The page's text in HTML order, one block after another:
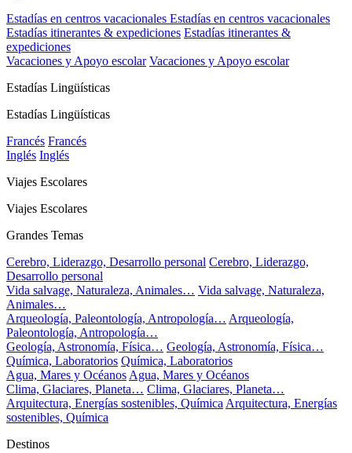
Estadías en centros vacacionales Estadías en centros vacacionales
Estadías itinerantes & expediciones Estadías itinerantes &
expediciones
Vacaciones y Apoyo escolar Vacaciones y Apoyo escolar
Estadías Lingüísticas
Estadías Lingüísticas
Francés Francés
Inglés Inglés
Viajes Escolares
Viajes Escolares
Grandes Temas
Cerebro, Liderazgo, Desarrollo personal Cerebro, Liderazgo,
Desarrollo personal
Vida salvage, Naturaleza, Animales… Vida salvage, Naturaleza,
Animales…
Arqueología, Paleontología, Antropología… Arqueología,
Paleontología, Antropología…
Geología, Astronomía, Física… Geología, Astronomía, Física…
Química, Laboratorios Química, Laboratorios
Agua, Mares y OcéanosAgua, Mares y Océanos
Clima, Glaciares, Planeta… Clima, Glaciares, Planeta…
Arquitectura, Energías sostenibles, QuímicaArquitectura, Energías
sostenibles, Química
Destinos